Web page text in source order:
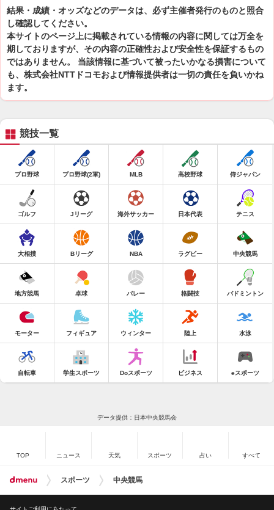
結果・成績・オッズなどのデータは、必ず主催者発行のものと照合
し確認してください。
本サイトのページ上に掲載されている情報の内容に関しては万全を
期しておりますが、その内容の正確性および安全性を保証するもの
ではありません。 当該情報に基づいて被ったいかなる損害について
も、株式会社NTTドコモおよび情報提供者は一切の責任を負いかね
ます。
競技一覧
プロ野球 プロ野球(2軍) MLB 高校野球 侍ジャパン
ゴルフ Jリーグ 海外サッカー 日本代表 テニス
大相撲 Bリーグ NBA ラグビー 中央競馬
地方競馬 卓球 バレー 格闘技 バドミントン
モーター フィギュア ウィンター 陸上 水泳
自転車 学生スポーツ Doスポーツ ビジネス eスポーツ
データ提供：日本中央競馬会
TOP ニュース 天気 スポーツ 占い すべて
スポーツ 中央競馬